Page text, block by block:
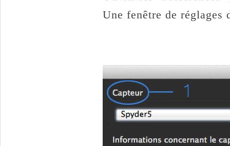
Une fenêtre de réglages